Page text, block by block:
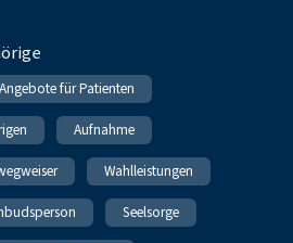
Angebote für Patienten
Aufnahme
Wahlleistungen
Seelsorge